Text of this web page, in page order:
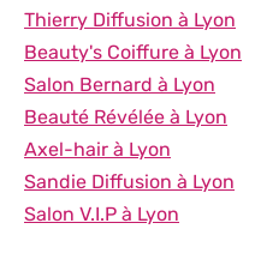
Thierry Diffusion à Lyon
Beauty's Coiffure à Lyon
Salon Bernard à Lyon
Beauté Révélée à Lyon
Axel-hair à Lyon
Sandie Diffusion à Lyon
Salon V.I.P à Lyon